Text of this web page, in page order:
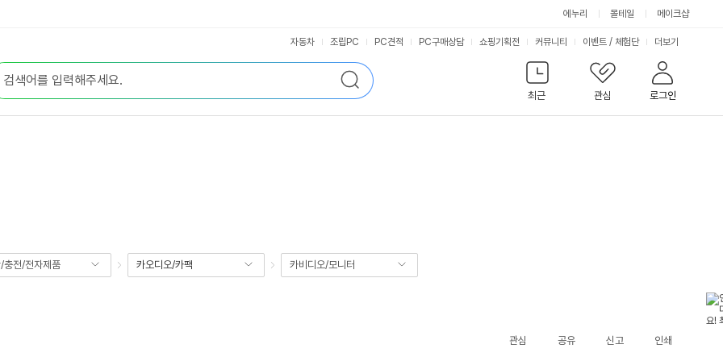
에누리 몰테일 메이크샵
검
색
최근
관심 로그인
자동차 조립PC PC견적 PC구매상담 쇼핑기획전 커뮤니티 이벤트 / 체험단 서
비
스
더보기
충전/전자제품 카오디오/카팩 카비디오/모니터
관심 공유 신고 인쇄